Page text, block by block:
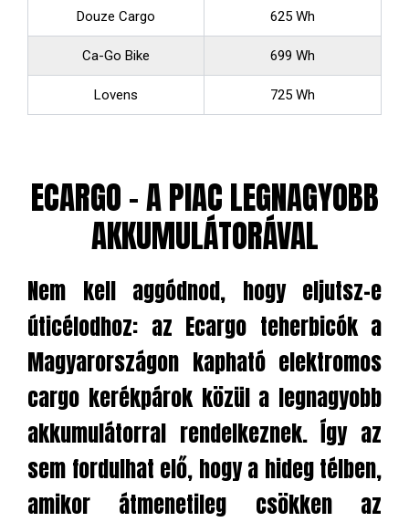
Douze Cargo 625 Wh
Ca-Go Bike 699 Wh
Lovens 725 Wh
ECARGO - A PIAC LEGNAGYOBB
AKKUMULÁTORÁVAL
Nem kell aggódnod, hogy eljutsz-e
úticélodhoz: az Ecargo teherbicók a
Magyarországon kapható elektromos
cargo kerékpárok közül a legnagyobb
akkumulátorral rendelkeznek. Így az
sem fordulhat elő, hogy a hideg télben,
amikor átmenetileg csökken az